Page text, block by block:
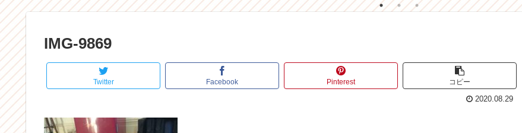
IMG-9869
Twitter Facebook Pinterest コピー
2020.08.29